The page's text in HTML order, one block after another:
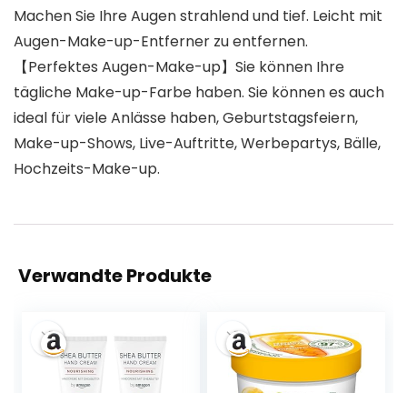
Machen Sie Ihre Augen strahlend und tief. Leicht mit
Augen-Make-up-Entferner zu entfernen.
【Perfektes Augen-Make-up】Sie können Ihre
tägliche Make-up-Farbe haben. Sie können es auch
ideal für viele Anlässe haben, Geburtstagsfeiern,
Make-up-Shows, Live-Auftritte, Werbepartys, Bälle,
Hochzeits-Make-up.
Verwandte Produkte